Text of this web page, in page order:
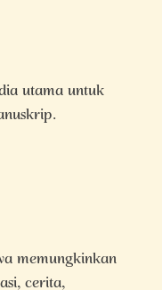
utama untuk
memungkinkan